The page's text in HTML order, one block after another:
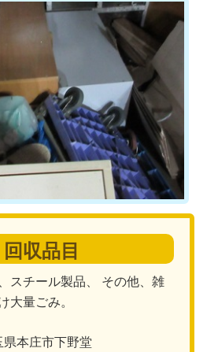
回収品目
スチール製品、 その他、雑
大量ごみ。
県本庄市下野堂